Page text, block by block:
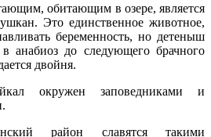
обитающим в озере, является
Это единственное животное,
беременность, но детеныш
анабиоз до следующего брачного
двойня.
окружен заповедниками и
район славятся такими